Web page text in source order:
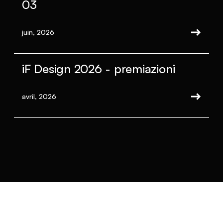
03
juin, 2026
iF Design 2026 - premiazioni
avril, 2026